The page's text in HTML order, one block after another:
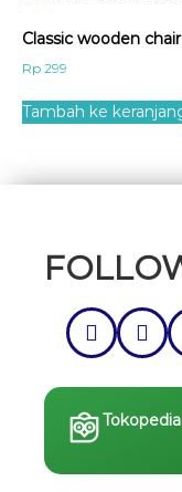
Classic wooden chair
Rp 299
Tambah ke
Tokopedia